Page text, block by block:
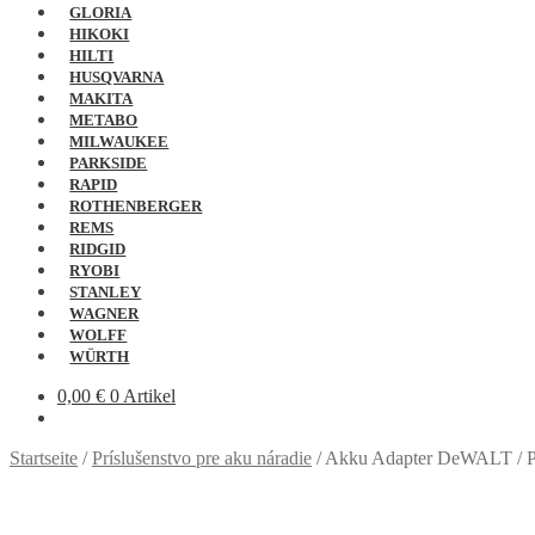
GLORIA
HIKOKI
HILTI
HUSQVARNA
MAKITA
METABO
MILWAUKEE
PARKSIDE
RAPID
ROTHENBERGER
REMS
RIDGID
RYOBI
STANLEY
WAGNER
WOLFF
WÜRTH
0,00 € 0 Artikel
Startseite /Príslušenstvo pre aku náradie /Akku Adapter DeWALT /